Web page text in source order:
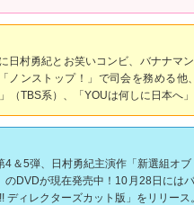
日村勇紀とお笑いコンビ、バナナマ
ノンストップ！」で司会を務める
（TBS系）、「YOUは何しに日本へ
4＆5弾、日村勇紀主演作「新選組オ
のDVDが現在発売中！10月28日には
ディレクターズカット版」をリリース。